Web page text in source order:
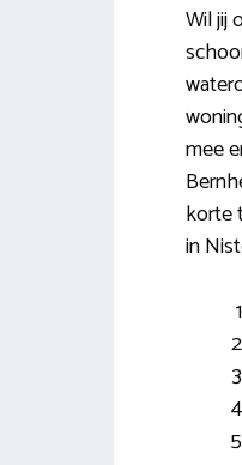
Wil jij
mee
korte
in